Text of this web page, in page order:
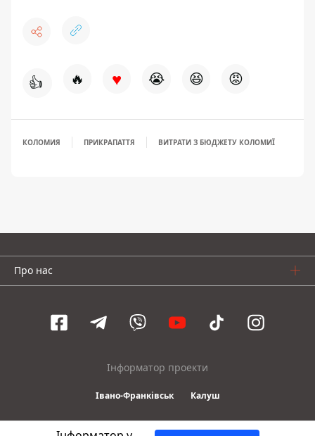
👍 🔥 ♥ 😭 😆 😡
КОЛОМИЯ ПРИКРАПАТТЯ ВИТРАТИ З БЮДЖЕТУ КОЛОМИЇ
Про нас
Інформатор проекти
Івано-Франківськ Калуш